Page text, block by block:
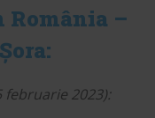
România –
februarie 2023):